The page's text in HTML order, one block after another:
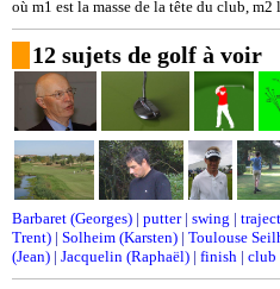
où m1 est la masse de la tête du club, m2
12 sujets de golf à voir
Barbaret (Georges) | putter | swing |
Trent) | Solheim (Karsten) | Toulouse
(Jean) | Jacquelin (Raphaël) | finish | club